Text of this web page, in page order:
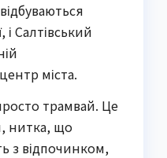
і Салтівський
міста.
трамвай. Це
нитка, що
з відпочинком,